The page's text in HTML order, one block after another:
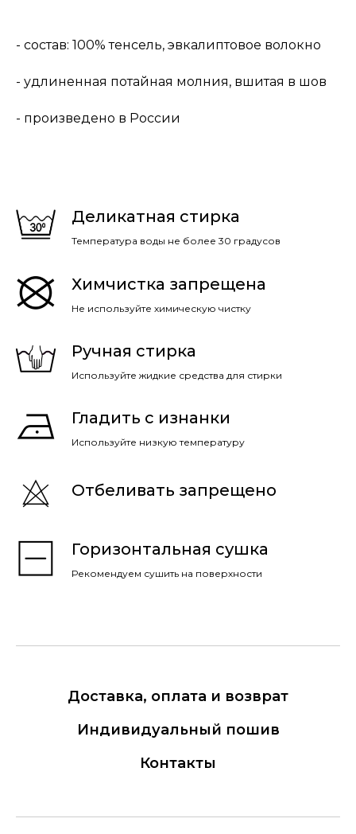
- состав: 100% тенсель, эвкалиптовое волокно
- удлиненная потайная молния, вшитая в шов
- произведено в России
Деликатная стирка
Температура воды не более 30 градусов
Химчистка запрещена
Не используйте химическую чистку
Ручная стирка
Используйте жидкие средства для стирки
Гладить с изнанки
Используйте низкую температуру
Отбеливать запрещено
Горизонтальная сушка
Рекомендуем сушить на поверхности
Доставка, оплата и возврат
Индивидуальный пошив
Контакты